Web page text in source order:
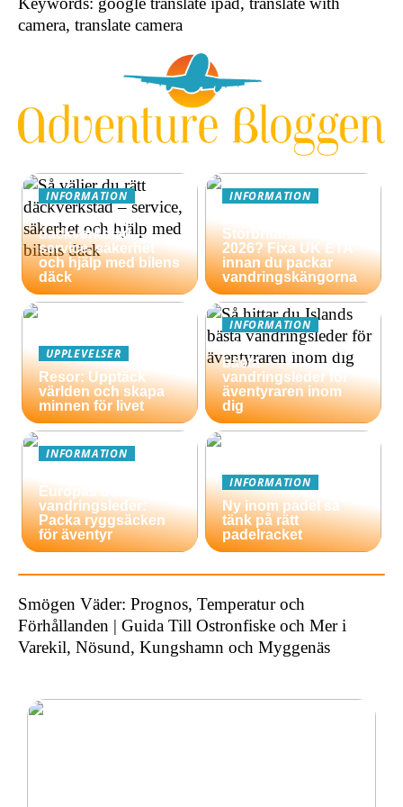
camera, translate camera
INFORMATION
Så väljer du rätt
däckverkstad –
service, säkerhet
och hjälp med bilens
däck
INFORMATION
Storbritannien
2026? Fixa UK ETA
innan du packar
vandringskängorna
UPPLEVELSER
Resor: Upptäck
världen och skapa
minnen för livet
INFORMATION
Så hittar du Islands
bästa
vandringsleder för
äventyraren inom
dig
INFORMATION
Europas bästa
vandringsleder:
Packa ryggsäcken
för äventyr
INFORMATION
Ny inom padel så
tänk på rätt
padelracket
Smögen Väder: Prognos, Temperatur och
Förhållanden | Guida Till Ostronfiske och Mer i
Varekil, Nösund, Kungshamn och Myggenäs